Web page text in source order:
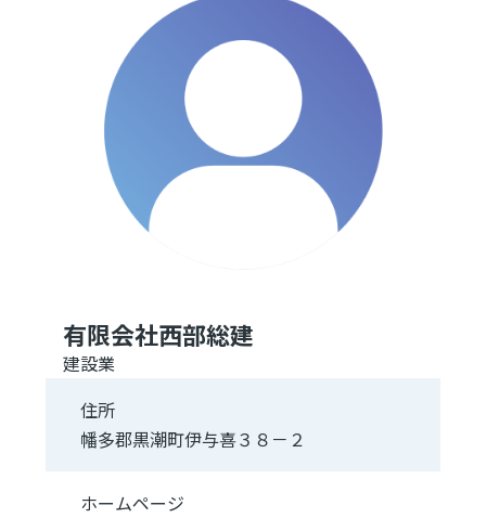
有限会社西部総建
建設業
住所
幡多郡黒潮町伊与喜３８－２
ホームページ